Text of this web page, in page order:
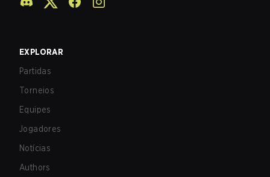
EXPLORAR
Partidas
Torneios
Equipes
Jogadores
Notícias
Authors